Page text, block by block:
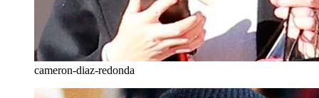
cameron-diaz-redonda